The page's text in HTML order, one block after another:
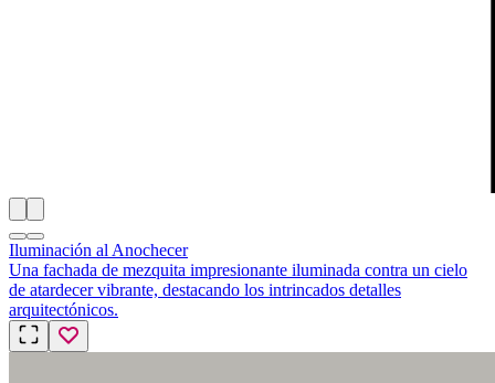
Iluminación al Anochecer
Una fachada de mezquita impresionante iluminada contra un cielo
de atardecer vibrante, destacando los intrincados detalles
arquitectónicos.